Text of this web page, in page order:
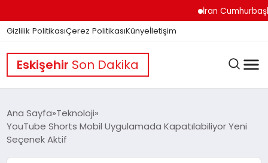
İran Cumhurbaşkanı
Gizlilik PolitikasıÇerez PolitikasıKünyeİletişim
Eskişehir Son Dakika
GÜNDEM
Ana Sayfa Teknoloji
YouTube Shorts Mobil Uygulamada Kapatılabiliyor Yeni
Seçenek Aktif